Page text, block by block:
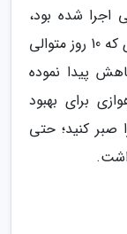
اجرا شده بود،
نشان داده شد که علائم افسردگی در افرادی که 10 روز متوالی
کاهش پیدا نموده
برای بهبود
صبر کنید؛ حتی